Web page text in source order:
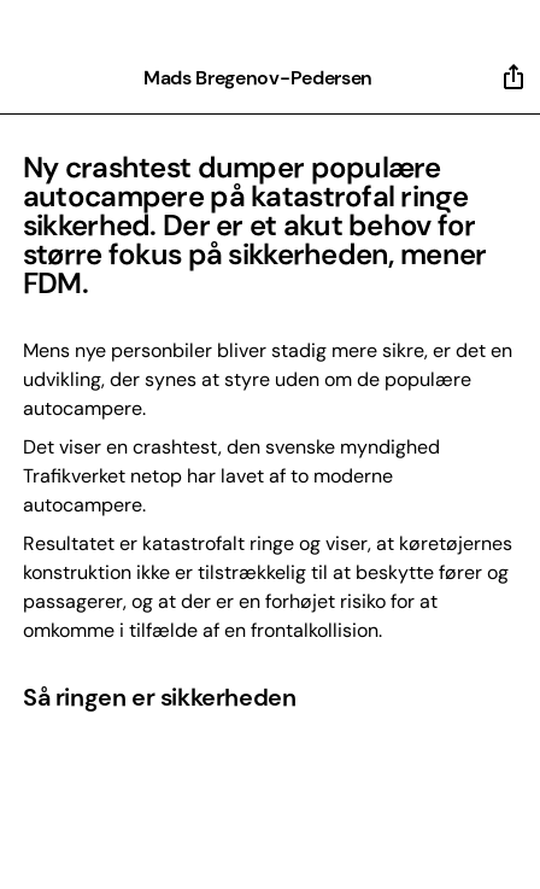
Mads Bregenov-Pedersen
Ny crashtest dumper populære
autocampere på katastrofal ringe
sikkerhed. Der er et akut behov for
større fokus på sikkerheden, mener
FDM.
Mens nye personbiler bliver stadig mere sikre, er det en
udvikling, der synes at styre uden om de populære
autocampere.
Det viser en crashtest, den svenske myndighed
Trafikverket netop har lavet af to moderne
autocampere.
Resultatet er katastrofalt ringe og viser, at køretøjernes
konstruktion ikke er tilstrækkelig til at beskytte fører og
passagerer, og at der er en forhøjet risiko for at
omkomme i tilfælde af en frontalkollision.
Så ringen er sikkerheden